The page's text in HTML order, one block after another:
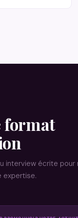
format
interview écrite
expertise.